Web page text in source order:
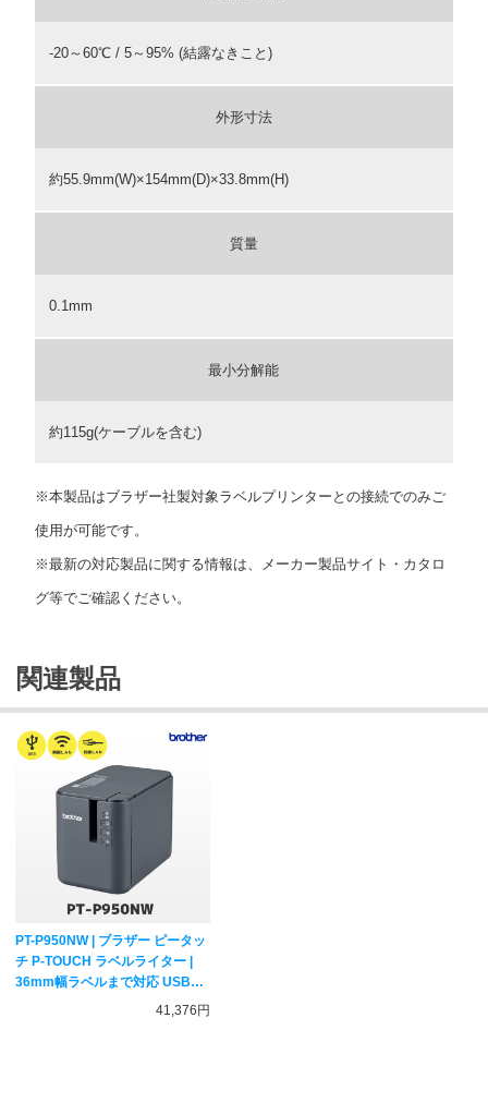
-20～60℃ / 5～95% (結露なきこと)
外形寸法
約55.9mm(W)×154mm(D)×33.8mm(H)
質量
0.1mm
最小分解能
約115g(ケーブルを含む)
※本製品はブラザー社製対象ラベルプリンターとの接続でのみご
使用が可能です。
※最新の対応製品に関する情報は、メーカー製品サイト・カタロ
グ等でご確認ください。
関連製品
PT-P950NW | ブラザー ピータッ
チ P-TOUCH ラベルライター |
36mm幅ラベルまで対応 USB・
有線LAN・無線LAN WiFi接続 ス
41,376円